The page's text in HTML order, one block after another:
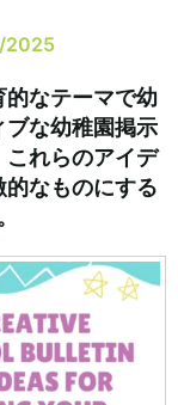
2025
なテーマで幼
な幼稚園掲示
れらのアイデ
なものにする